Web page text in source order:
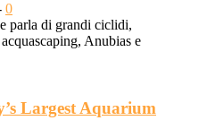
0
parla di grandi ciclidi,
Anubias e
Largest Aquarium